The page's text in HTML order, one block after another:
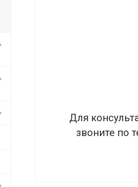
Для
звоните по